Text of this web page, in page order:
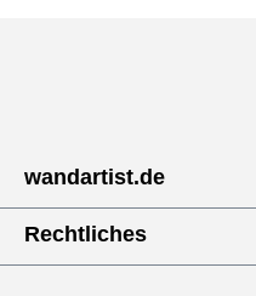
wandartist.de
Rechtliches